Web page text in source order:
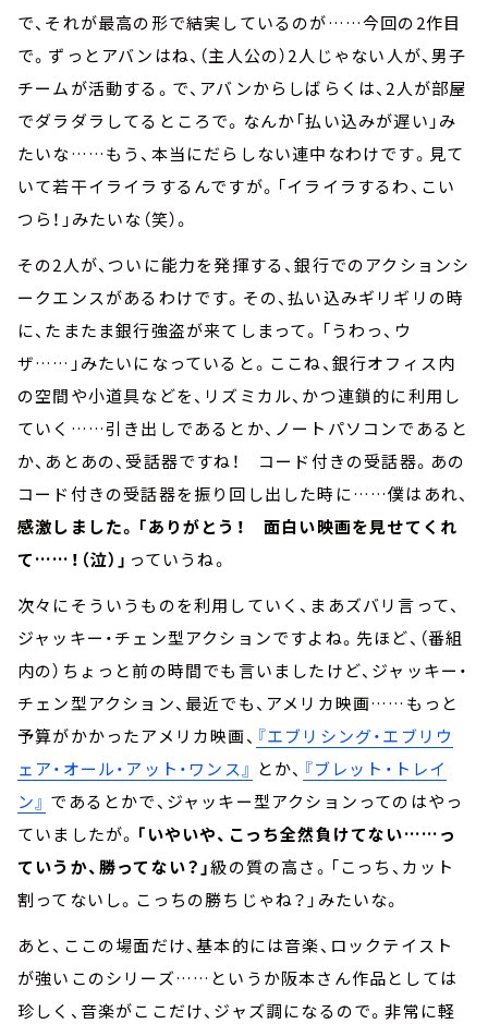
で、それが最高の形で結実しているのが……今回の2作目
で。ずっとアバンはね、（主人公の）2人じゃない人が、男子
チームが活動する。で、アバンからしばらくは、2人が部屋
でダラダラしてるところで。なんか「払い込みが遅い」み
たいな……もう、本当にだらしない連中なわけです。見て
いて若干イライラするんですが。「イライラするわ、こい
つら！」みたいな（笑）。
その2人が、ついに能力を発揮する、銀行でのアクションシ
ークエンスがあるわけです。その、払い込みギリギリの時
に、たまたま銀行強盗が来てしまって。「うわっ、ウ
ザ……」みたいになっていると。ここね、銀行オフィス内
の空間や小道具などを、リズミカル、かつ連鎖的に利用し
ていく……引き出しであるとか、ノートパソコンであると
か、あとあの、受話器ですね！ コード付きの受話器。あの
コード付きの受話器を振り回し出した時に……僕はあれ、
感激しました。「ありがとう！ 面白い映画を見せてくれ
て……！（泣）」 っていうね。
次々にそういうものを利用していく、まあズバリ言って、
ジャッキー・チェン型アクションですよね。先ほど、（番組
内の）ちょっと前の時間でも言いましたけど、ジャッキー・
チェン型アクション、最近でも、アメリカ映画……もっと
予算がかかったアメリカ映画、 『エブリシング・エブリウ
ェア・オール・アット・ワンス』 とか、 『ブレット・トレイ
ン』 であるとかで、ジャッキー型アクションってのはやっ
ていましたが。 「いやいや、こっち全然負けてない……っ
ていうか、勝ってない？」級の質の高さ。「こっち、カット
割ってないし。こっちの勝ちじゃね？」みたいな。
あと、ここの場面だけ、基本的には音楽、ロックテイスト
が強いこのシリーズ……というか阪本さん作品としては
珍しく、音楽がここだけ、ジャズ調になるので。非常に軽